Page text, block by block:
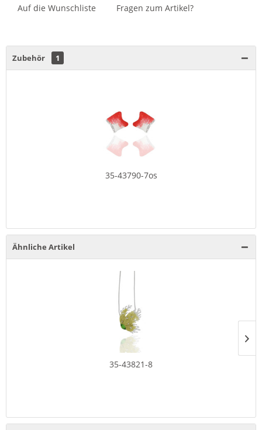
Auf die Wunschliste Fragen zum Artikel?
Zubehör 1
35-43790-7os
Ähnliche Artikel
35-43821-8